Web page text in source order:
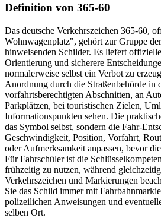
Definition von 365-60
Das deutsche Verkehrszeichen 365-60,
Wohnwagenplatz", gehört zur Gruppe
hinweisenden Schilder. Es liefert
Orientierung und sicherere
normalerweise selbst ein Verbot zu
Anordnung durch die Straßenbehörde in
vorfahrtsberechtigten Abschnitten, an
Parkplätzen, bei touristischen Zielen,
Informationspunkten sehen. Die
das Symbol selbst, sondern die Fahr-
Geschwindigkeit, Position, Vorfahrt,
oder Aufmerksamkeit anpassen, bevor
Für Fahrschüler ist die
frühzeitig zu nutzen, während
Verkehrszeichen und Markierungen
Sie das Schild immer mit
polizeilichen Anweisungen und
selben Ort.